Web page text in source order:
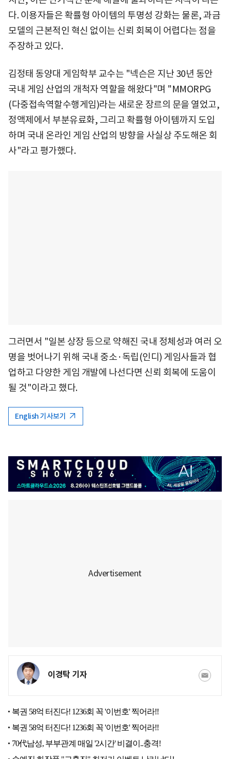
다. 이용자들은 확률형 아이템의 투명성 강화는 물론, 과금
모델의 근본적인 혁신 없이는 신뢰 회복이 어렵다는 점을
주장하고 있다.
김정태 동양대 게임학부 교수는 "넥슨은 지난 30년 동안
국내 게임 산업의 개척자 역할을 해왔다"며 "MMORPG
(다중접속역할수행게임)라는 새로운 장르의 문을 열었고,
정액제에서 부분유료화, 그리고 확률형 아이템까지 도입
하며 국내 온라인 게임 산업의 방향을 사실상 주도해온 회
사"라고 평가했다.
그러면서 "일본 상장 등으로 약해진 국내 정체성과 여러 오
명을 벗어나기 위해 국내 중소·독립(인디) 게임사들과 협
업하고 다양한 게임 개발에 나선다면 신뢰 회복에 도움이
될 것"이라고 했다.
English 기사보기
이경탁 기자